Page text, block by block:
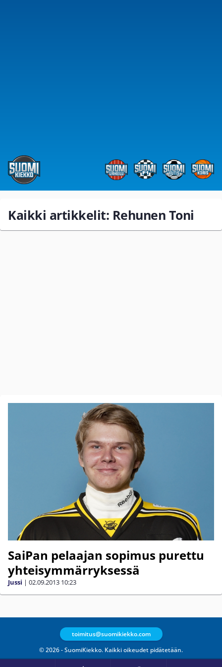
Kaikki artikkelit: Rehunen Toni
SaiPan pelaajan sopimus purettu
yhteisymmärryksessä
Jussi | 02.09.2013 10:23
© 2026 - SuomiKiekko. Kaikki oikeudet pidätetään.
toimitus@suomikiekko.com